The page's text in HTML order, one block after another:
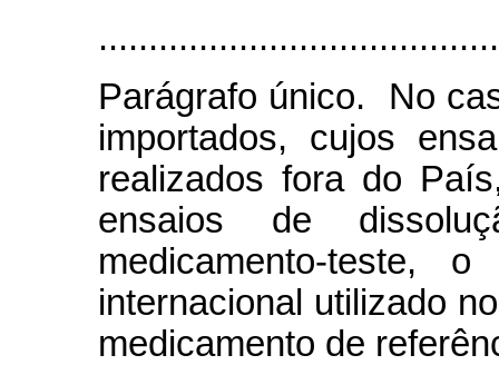
Parágrafo único. No
importados, cujos
realizados fora do
ensaios de
medicamento-teste,
internacional utilizado
medicamento de